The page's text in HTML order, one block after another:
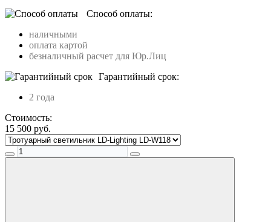
Способ оплаты:
наличными
оплата картой
безналичный расчет для Юр.Лиц
Гарантийный срок:
2 года
Стоимость:
15 500 руб.